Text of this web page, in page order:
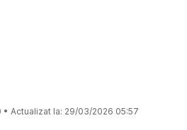
• Actualizat la: 29/03/2026 05:57